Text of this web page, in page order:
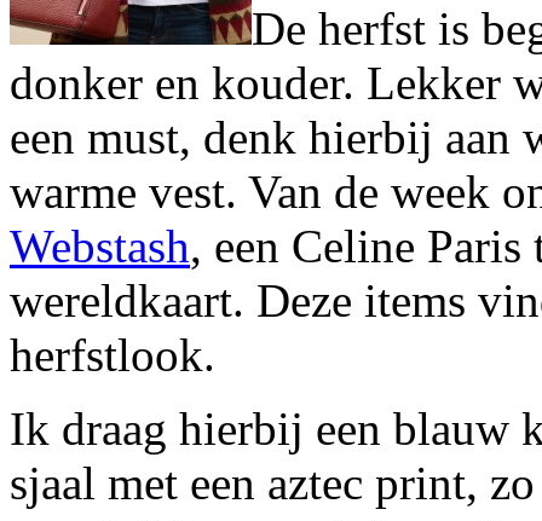
De herfst is
donker en kouder. Lekker
een must, denk hierbij aan
warme vest. Van de week
Webstash, een Celine
wereldkaart. Deze items
herfstlook.
Ik draag hierbij een blauw
sjaal met een aztec print,